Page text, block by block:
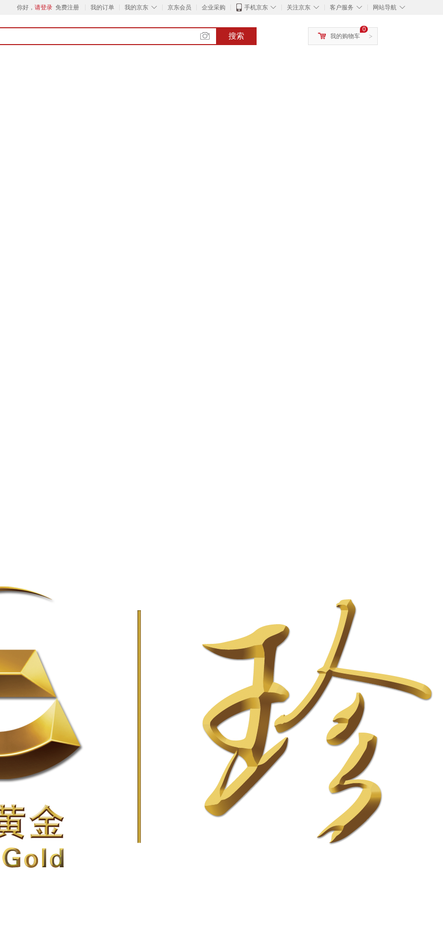
你好， 请登录 免费注册 我的订单 ◇
我的京东 京东会员 企业采购 ◇
手机京东 ◇
关注京东 ◇
客户服务 ◇
网站导航
搜索 >
0
我的购物车